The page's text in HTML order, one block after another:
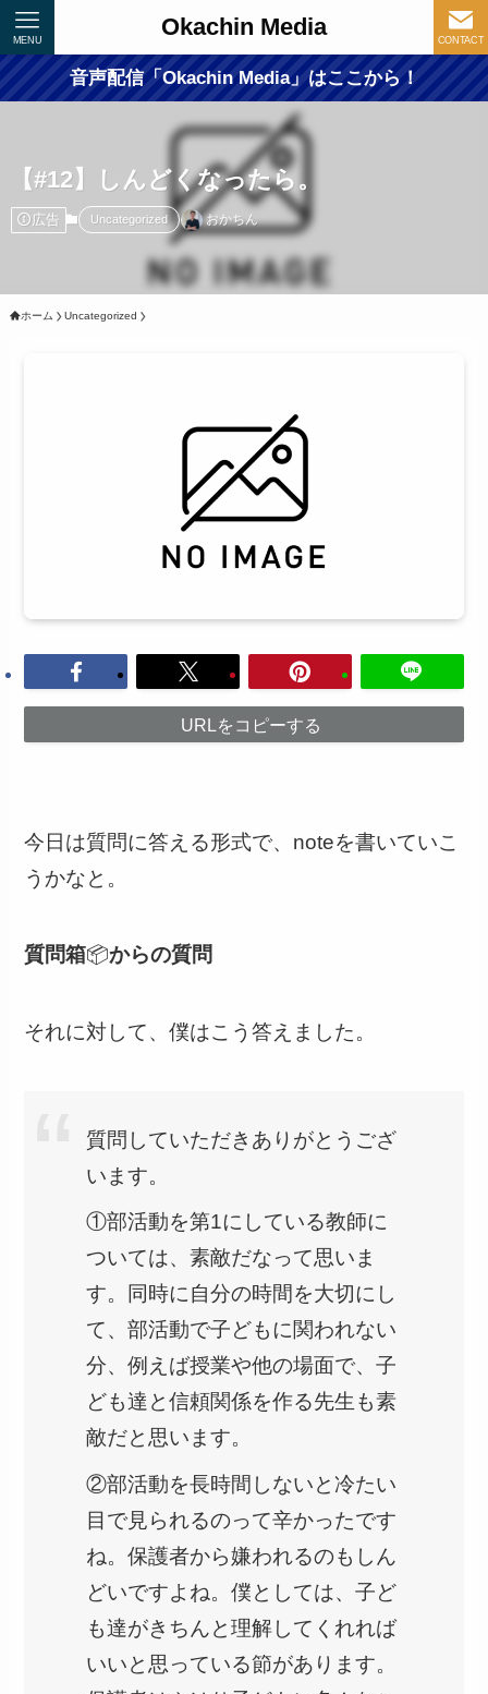
Okachin Media CONTACT
MENU
音声配信「Okachin Media」はここから！
【#12】しんどくなったら。
広告 Uncategorized おかちん
ホーム Uncategorized
URLをコピーする
今日は質問に答える形式で、noteを書いていこ
うかなと。
質問箱📦からの質問
それに対して、僕はこう答えました。
質問していただきありがとうござ
います。
①部活動を第1にしている教師に
ついては、素敵だなって思いま
す。同時に自分の時間を大切にし
て、部活動で子どもに関われない
分、例えば授業や他の場面で、子
ども達と信頼関係を作る先生も素
敵だと思います。
②部活動を長時間しないと冷たい
目で見られるのって辛かったです
ね。保護者から嫌われるのもしん
どいですよね。僕としては、子ど
も達がきちんと理解してくれれば
いいと思っている節があります。